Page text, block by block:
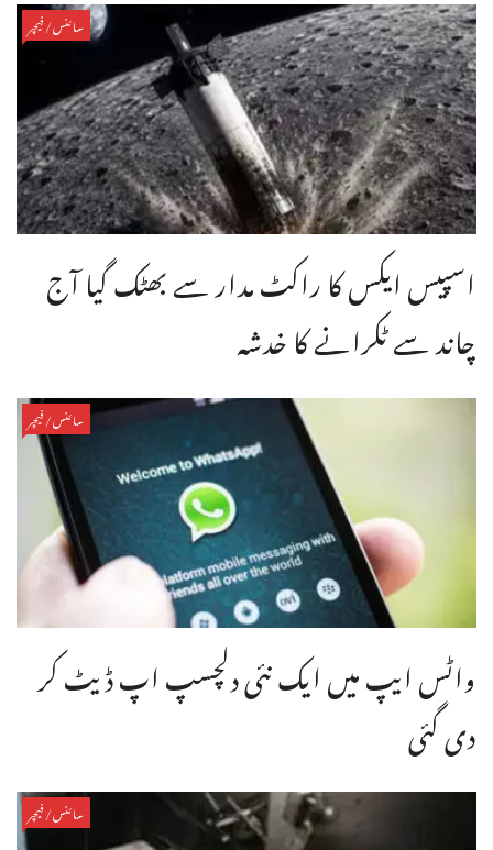
سائنس/فیچر
اسپیس ایکس کا راکٹ مدار سے بھٹک گیا آج
چاند سے ٹکرانے کا خدشہ
سائنس/فیچر
واٹس ایپ میں ایک نئی دلچسپ اپ ڈیٹ کر
دی گئی
سائنس/فیچر